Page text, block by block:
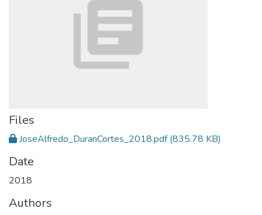
Files
JoseAlfredo_DuranCortes_2018.pdf(835.78 KB)
Date
2018
Authors